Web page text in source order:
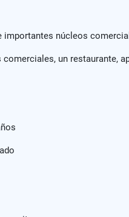
importantes núcleos
un restaurante,